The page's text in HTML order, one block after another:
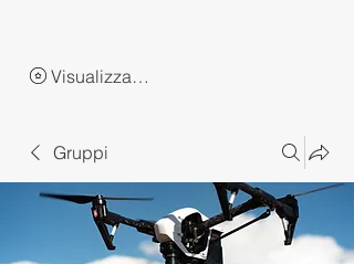
Visualizza punti
Gruppi